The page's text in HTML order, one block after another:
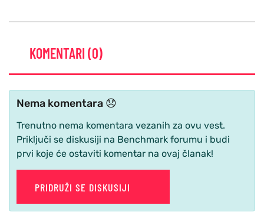
KOMENTARI (0)
Nema komentara 😞
Trenutno nema komentara vezanih za ovu vest.
Priključi se diskusiji na Benchmark forumu i budi
prvi koje će ostaviti komentar na ovaj članak!
PRIDRUŽI SE DISKUSIJI